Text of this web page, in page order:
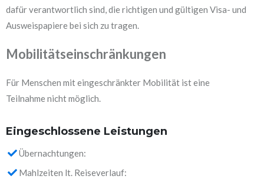
dafür verantwortlich sind, die richtigen und gültigen Visa- und
Ausweispapiere bei sich zu tragen.
Mobilitätseinschränkungen
Für Menschen mit eingeschränkter Mobilität ist eine
Teilnahme nicht möglich.
Eingeschlossene Leistungen
Übernachtungen:
Mahlzeiten lt. Reiseverlauf: